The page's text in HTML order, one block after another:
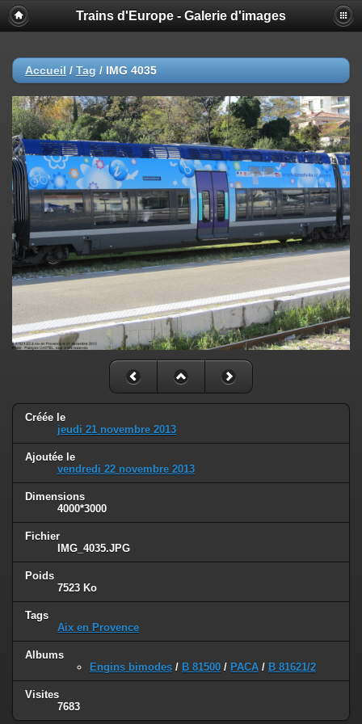
Trains d'Europe - Galerie d'images
Accueil / Tag / IMG 4035
Créée le
jeudi 21 novembre 2013
Ajoutée le
vendredi 22 novembre 2013
Dimensions
4000*3000
Fichier
IMG_4035.JPG
Poids
7523 Ko
Tags
Aix en Provence
Albums
Engins bimodes / B 81500 / PACA / B 81621/2
Visites
7683